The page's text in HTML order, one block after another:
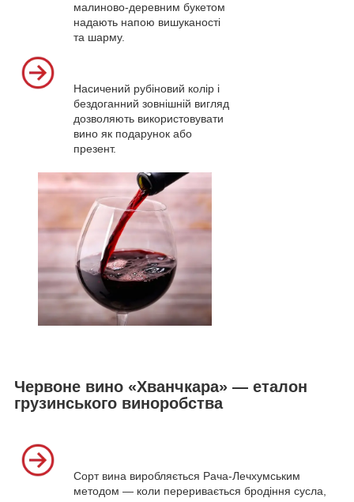
малиново-деревним букетом
надають напою вишуканості
та шарму.
Насичений рубіновий колір і
бездоганний зовнішній вигляд
дозволяють використовувати
вино як подарунок або
презент.
Червоне вино «Хванчкара» — еталон
грузинського виноробства
Сорт вина виробляється Рача-Лечхумським
методом — коли переривається бродіння сусла,